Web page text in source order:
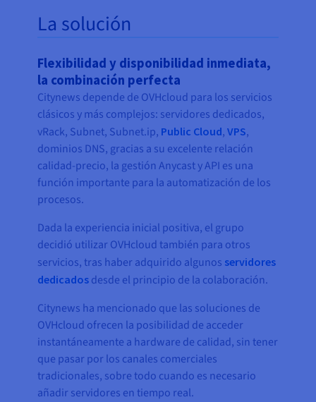
La solución
Flexibilidad y disponibilidad inmediata,
la combinación perfecta
Citynews depende de OVHcloud para los servicios
clásicos y más complejos: servidores dedicados,
vRack, Subnet, Subnet.ip, Public Cloud,VPS,
dominios DNS, gracias a su excelente relación
calidad-precio, la gestión Anycast y API es una
función importante para la automatización de los
procesos.
Dada la experiencia inicial positiva, el grupo
decidió utilizar OVHcloud también para otros
servicios, tras haber adquirido algunos servidores
dedicados desde el principio de la colaboración.
Citynews ha mencionado que las soluciones de
OVHcloud ofrecen la posibilidad de acceder
instantáneamente a hardware de calidad, sin tener
que pasar por los canales comerciales
tradicionales, sobre todo cuando es necesario
añadir servidores en tiempo real.